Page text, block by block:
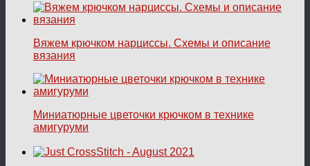
Вяжем крючком нарциссы. Схемы и описание
вязания
Миниатюрные цветочки крючком в технике
амигуруми